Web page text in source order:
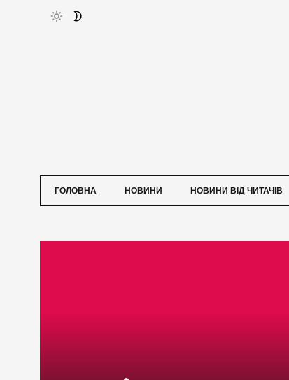
ГОЛОВНА НОВИНИ НОВИНИ ВІД ЧИТАЧІВ